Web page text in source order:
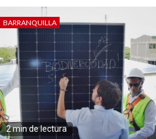
BARRANQUILLA
2 min de lectura